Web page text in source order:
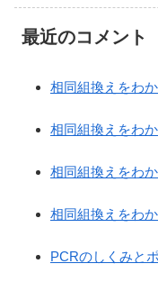
最近のコメント
相同組換えをわ
相同組換えをわ
相同組換えをわ
相同組換えをわ
PCRのしくみと